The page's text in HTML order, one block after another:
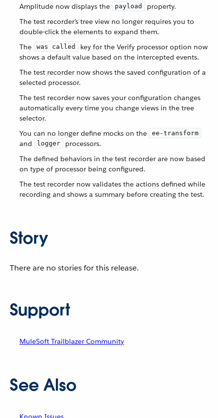
Amplitude now displays the
payload
property.
The test recorder’s tree view no longer requires you to
double-click the elements to expand them.
The
was called
key for the Verify processor option now
shows a default value based on the intercepted events.
The test recorder now shows the saved configuration of a
selected processor.
The test recorder now saves your configuration changes
automatically every time you change views in the tree
selector.
You can no longer define mocks on the
ee-transform
and logger
processors.
The defined behaviors in the test recorder are now based
on type of processor being configured.
The test recorder now validates the actions defined while
recording and shows a summary before creating the test.
Story
There are no stories for this release.
Support
MuleSoft Trailblazer Community
See Also